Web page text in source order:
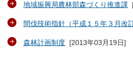
地域振興局農林部森づくり推進課
間伐技術指針（平成１５年３月改訂
森林計画制度 [2013年03月19日]